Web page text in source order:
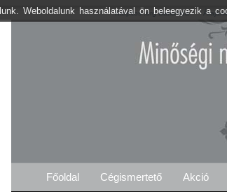
Kárpitos .org Barlahida
Főoldal Cégismertető Akció
Weboldalunk használatával ön beleegyezik a